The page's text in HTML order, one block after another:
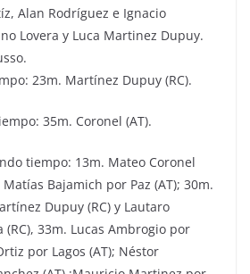
Alan Rodríguez e Ignacio
Lovera y Luca Martinez Dupuy.
23m. Martínez Dupuy (RC).
35m. Coronel (AT).
tiempo: 13m. Mateo Coronel
Bajamich por Paz (AT); 30m.
Dupuy (RC) y Lautaro
(RC), 33m. Lucas Ambrogio por
por Lagos (AT); Néstor